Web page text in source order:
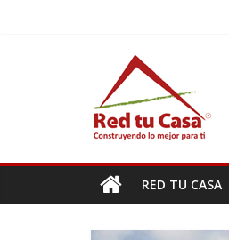
Red
Tu
Casa
Construyendo
lo
RED TU CASA